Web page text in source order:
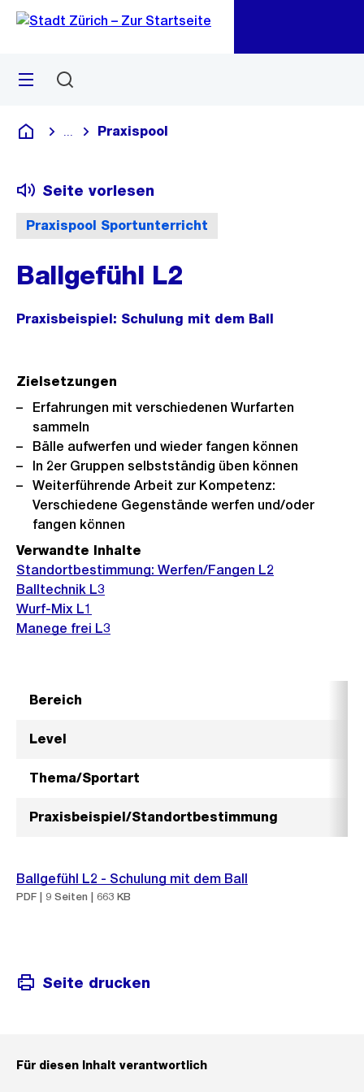
Navigation
Sprunglink
Menü
Deutsch
Blende alle Breadcrumbs ein
Praxispool
Praxispool Sportunterricht
Seite vorlesen
Ballgefühl L2
Praxisbeispiel: Schulung mit dem Ball
Zielsetzungen
Erfahrungen mit verschiedenen Wurfarten
sammeln
Bälle aufwerfen und wieder fangen können
In 2er Gruppen selbstständig üben können
Weiterführende Arbeit zur Kompetenz:
Verschiedene Gegenstände werfen und/oder
fangen können
Verwandte Inhalte
Standortbestimmung: Werfen/Fangen L2
Balltechnik L3
Wurf-Mix L1
Manege frei L3
Bereich
Level
Thema/Sportart
Praxisbeispiel/Standortbestimmung
Ballgefühl L2 - Schulung mit dem Ball
PDF | 9 Seiten | 663 KB
Seite drucken
Für diesen Inhalt verantwortlich